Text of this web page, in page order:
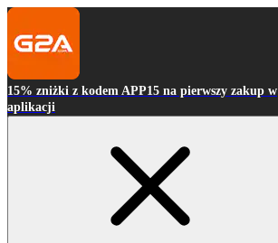
15% zniżki z kodem APP15 na pierwszy zakup w
aplikacji